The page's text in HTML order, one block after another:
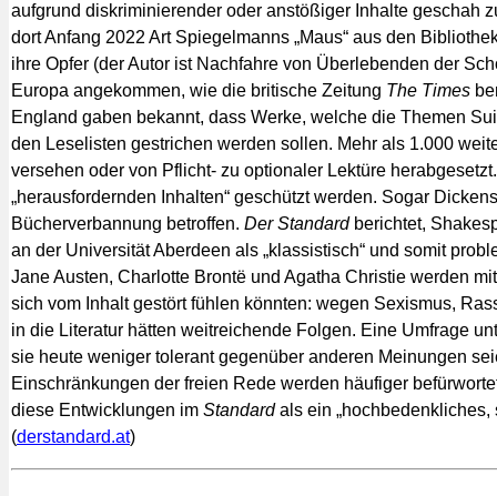
aufgrund diskriminierender oder anstößiger Inhalte geschah
dort Anfang 2022 Art Spiegelmanns „Maus“ aus den
ihre Opfer (der Autor ist Nachfahre von Überlebenden der
Europa angekommen, wie die britische Zeitung The Times
England gaben bekannt, dass Werke, welche die Themen
den Leselisten gestrichen werden sollen. Mehr als 1.000
versehen oder von Pflicht- zu optionaler Lektüre
„herausfordernden Inhalten“ geschützt werden. Sogar
Bücherverbannung betroffen. Der Standardberichtet,
an der Universität Aberdeen als „klassistisch“ und somit
Jane Austen, Charlotte Brontë und Agatha Christie werden
sich vom Inhalt gestört fühlen könnten: wegen Sexismus,
in die Literatur hätten weitreichende Folgen. Eine Umfrage
sie heute weniger tolerant gegenüber anderen Meinungen
Einschränkungen der freien Rede werden häufiger
diese Entwicklungen im Standardals ein „hochbedenkliches,
(derstandard.at)